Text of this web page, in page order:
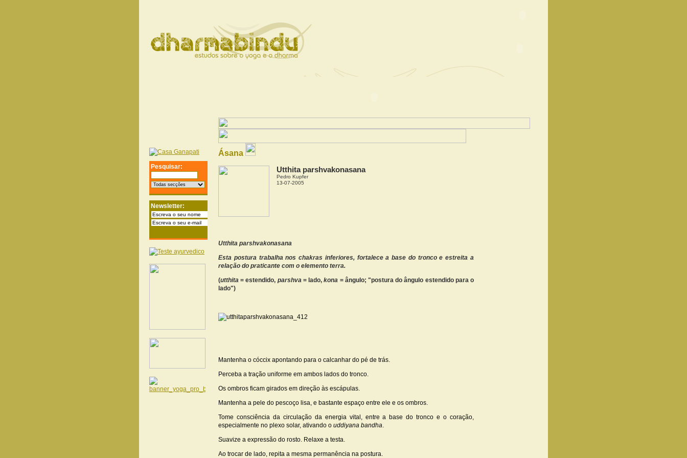
Pesquisar:
Newsletter:
Ásana
Utthita parshvakonasana
Pedro Kupfer
13-07-2005
Utthita parshvakonasana
Esta postura trabalha nos chakras inferiores, fortalece a base do tronco e estreita a
relação do praticante com o elemento terra.
(utthita = estendido, parshva = lado,kona = ângulo; "postura do ângulo estendido para o
lado")
Mantenha o cóccix apontando para o calcanhar do pé de trás.
Perceba a tração uniforme em ambos lados do tronco.
Os ombros ficam girados em direção às escápulas.
Mantenha a pele do pescoço lisa, e bastante espaço entre ele e os ombros.
Tome consciência da circulação da energia vital, entre a base do tronco e o coração,
especialmente no plexo solar, ativando o uddiyana bandha.
Suavize a expressão do rosto. Relaxe a testa.
Ao trocar de lado, repita a mesma permanência na postura.